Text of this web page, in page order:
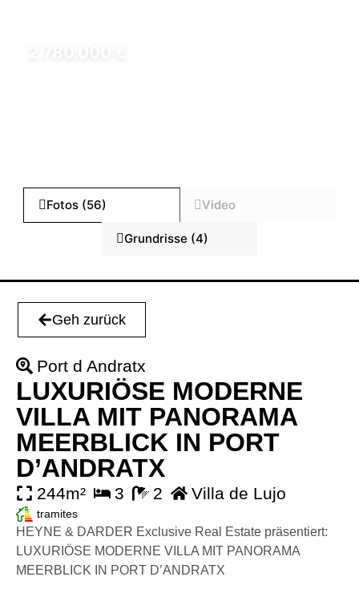
Fotos (56) Video
Grundrisse (4)
Geh zurück
Port d Andratx
LUXURIÖSE MODERNE
VILLA MIT PANORAMA
MEERBLICK IN PORT
D’ANDRATX
244m² 3 2 Villa de Lujo
tramites
HEYNE & DARDER Exclusive Real Estate präsentiert:
LUXURIÖSE MODERNE VILLA MIT PANORAMA
MEERBLICK IN PORT D’ANDRATX